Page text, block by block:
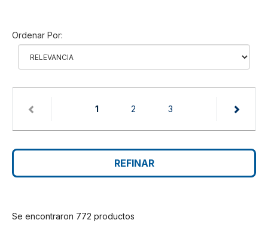
Ordenar Por:
1(current)
2 3
REFINAR
Se encontraron 772 productos